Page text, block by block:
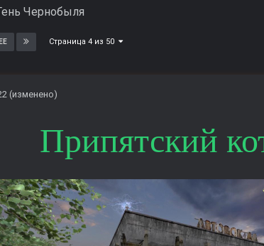
Чернобыля
Страница 4 из 50
(изменено)
Припятский